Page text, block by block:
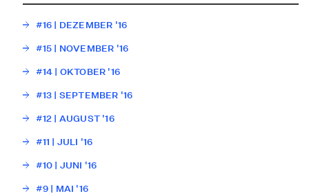
#16 | DEZEMBER '16
#15 | NOVEMBER '16
#14 | OKTOBER '16
#13 | SEPTEMBER '16
#12 | AUGUST '16
#11 | JULI '16
#10 | JUNI '16
#9 | MAI '16